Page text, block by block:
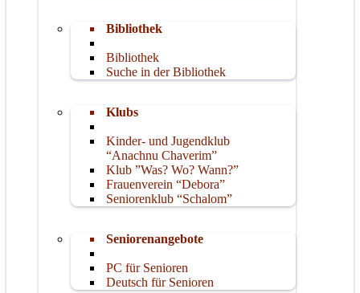
Bibliothek
Bibliothek
Suche in der Bibliothek
Klubs
Kinder- und Jugendklub
“Anachnu Chaverim”
Klub ”Was? Wo? Wann?”
Frauenverein “Debora”
Seniorenklub “Schalom”
Seniorenangebote
PC für Senioren
Deutsch für Senioren